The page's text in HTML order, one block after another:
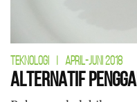
TEKNOLOGI APRIL-JUNI 2018
Alternatif